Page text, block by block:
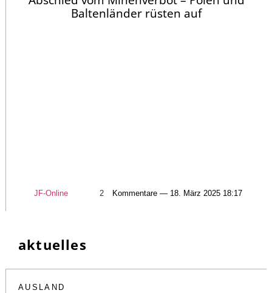
Baltenländer rüsten auf
JF-Online 2 Kommentare — 18. März 2025 18:17
aktuelles
AUSLAND